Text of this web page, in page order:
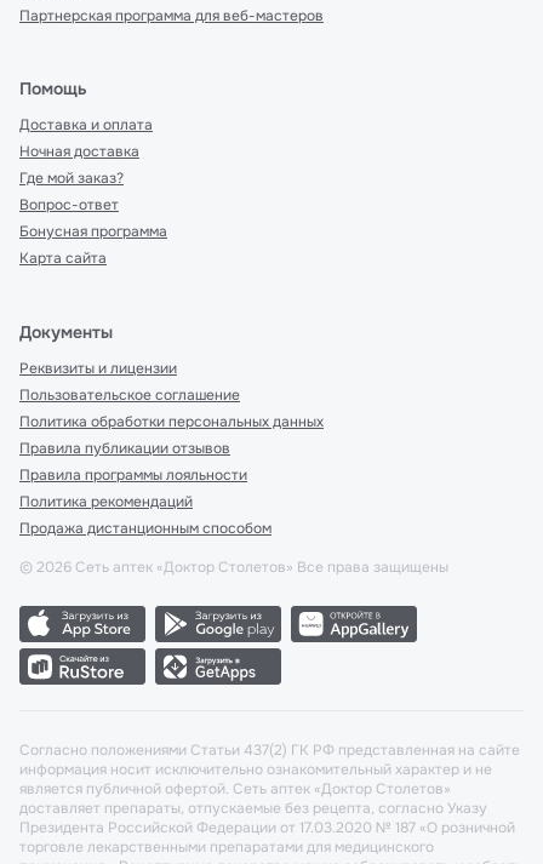
Партнерская программа для веб-мастеров
Помощь
Доставка и оплата
Ночная доставка
Где мой заказ?
Вопрос-ответ
Бонусная программа
Карта сайта
Документы
Реквизиты и лицензии
Пользовательское соглашение
Политика обработки персональных данных
Правила публикации отзывов
Правила программы лояльности
Политика рекомендаций
Продажа дистанционным способом
© 2026 Сеть аптек «Доктор Столетов» Все права защищены
Согласно положениями Статьи 437(2) ГК РФ представленная на сайте
информация носит исключительно ознакомительный характер и не
является публичной офертой. Сеть аптек «Доктор Столетов»
доставляет препараты, отпускаемые без рецепта, согласно Указу
Президента Российской Федерации от 17.03.2020 № 187 «О розничной
торговле лекарственными препаратами для медицинского